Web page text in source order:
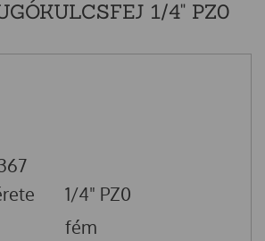
1/4" PZ0
1/4" PZ0
fém